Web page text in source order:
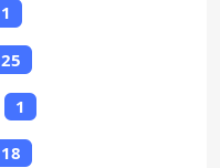
1
25
1
18